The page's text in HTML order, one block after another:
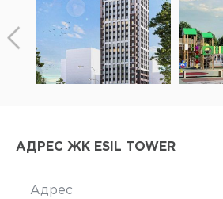
АДРЕС ЖК ESIL TOWER
Адрес